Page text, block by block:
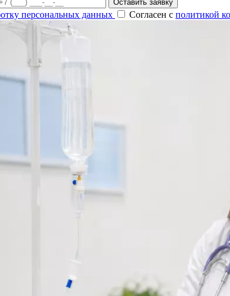
Оставить заявку
персональных данных Согласен с политикой